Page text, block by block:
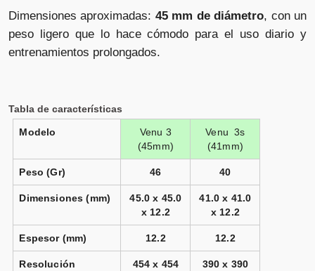
Dimensiones aproximadas: 45 mm de diámetro, con un
peso ligero que lo hace cómodo para el uso diario y
entrenamientos prolongados.
Tabla de características
Modelo
Venu 3
(45mm)
Venu 3s
(41mm)
Peso (Gr) 46 40
Dimensiones (mm)
45.0 x 45.0
x 12.2
41.0 x 41.0
x 12.2
Espesor (mm) 12.2 12.2
Resolución
454 x 454
390 x 390